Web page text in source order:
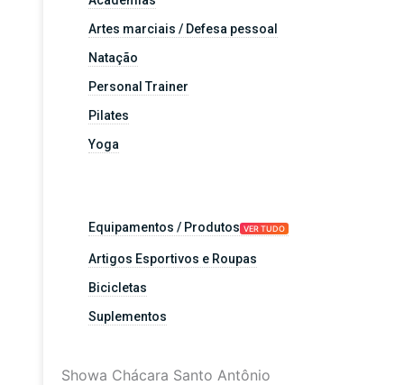
Artes marciais / Defesa pessoal
Natação
Personal Trainer
Pilates
Yoga
Equipamentos / Produtos VER TUDO
Artigos Esportivos e Roupas
Bicicletas
Suplementos
Showa Chácara Santo Antônio